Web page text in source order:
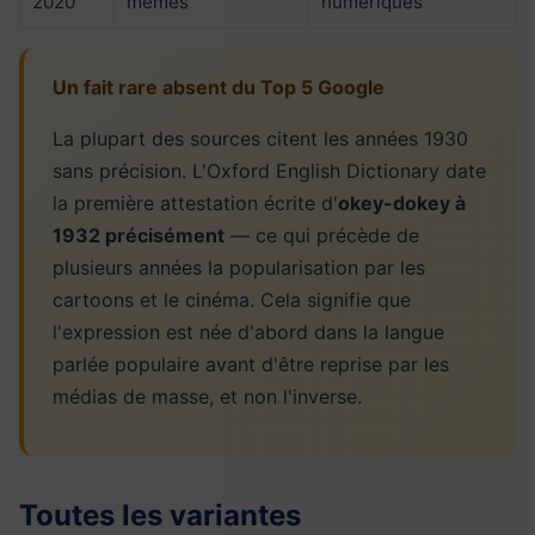
Un fait rare absent du Top 5 Google
La plupart des sources citent les années 1930
sans précision. L'Oxford English Dictionary date
la première attestation écrite d'okey-dokey à
1932 précisément — ce qui précède de
plusieurs années la popularisation par les
cartoons et le cinéma. Cela signifie que
l'expression est née d'abord dans la langue
parlée populaire avant d'être reprise par les
médias de masse, et non l'inverse.
Toutes les variantes